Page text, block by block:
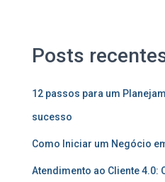
Posts
12 passos para um
sucesso
Como Iniciar um Negócio
Atendimento ao Cliente 4.0: